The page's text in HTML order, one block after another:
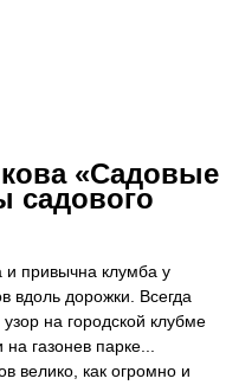
«Садовые
садового
и привычна клумба у
вдоль дорожки. Всегда
на городской клубме
газонев парке...
велико, как огромно и